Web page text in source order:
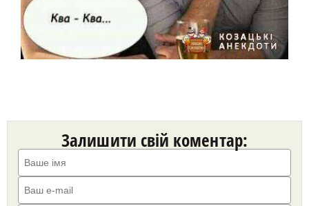
Залишити свій коментар: